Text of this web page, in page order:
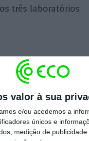
valor à sua
e/ou acedemos a
únicos e
medição de
três laboratórios
https://eco.sapo.pt/2021/12/21/shamir-distribui-lucros-da-bonus-de-450-euros-a-cada-colaborador-em-portugal/